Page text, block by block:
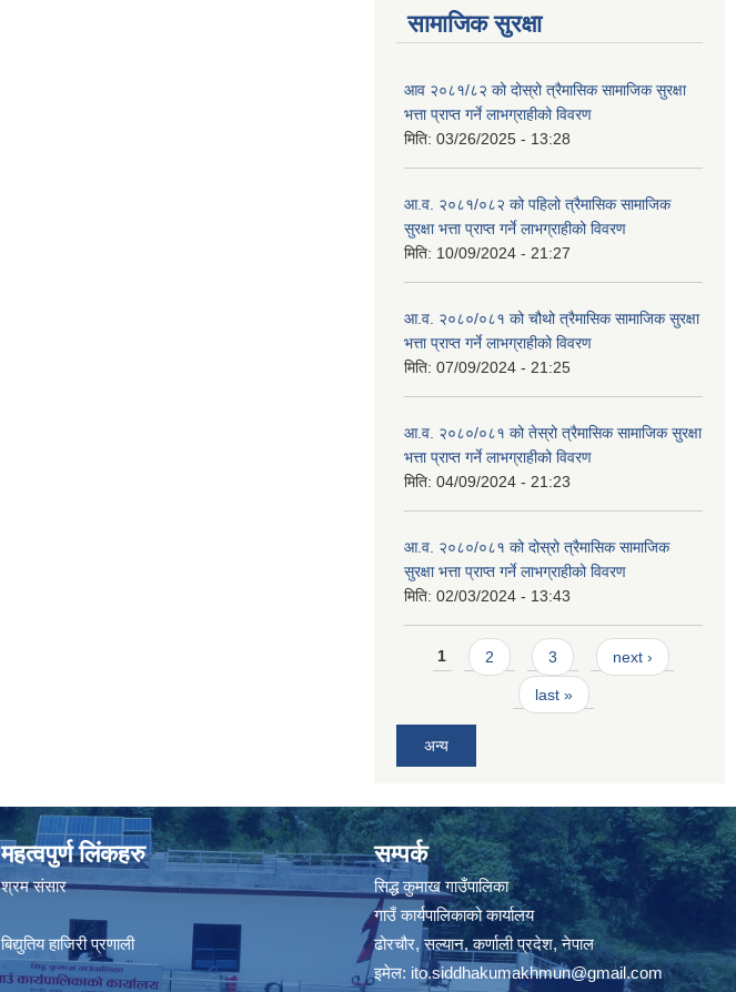
सामाजिक सुरक्षा
आव २०८१/८२ को दोस्रो त्रैमासिक सामाजिक सुरक्षा
भत्ता प्राप्त गर्ने लाभग्राहीको विवरण
मिति: 03/26/2025 - 13:28
आ.व. २०८१/०८२ को पहिलो त्रैमासिक सामाजिक
सुरक्षा भत्ता प्राप्त गर्ने लाभग्राहीको विवरण
मिति: 10/09/2024 - 21:27
आ.व. २०८०/०८१ को चौथो त्रैमासिक सामाजिक सुरक्षा
भत्ता प्राप्त गर्ने लाभग्राहीको विवरण
मिति: 07/09/2024 - 21:25
आ.व. २०८०/०८१ को तेस्रो त्रैमासिक सामाजिक सुरक्षा
भत्ता प्राप्त गर्ने लाभग्राहीको विवरण
मिति: 04/09/2024 - 21:23
आ.व. २०८०/०८१ को दोस्रो त्रैमासिक सामाजिक
सुरक्षा भत्ता प्राप्त गर्ने लाभग्राहीको विवरण
मिति: 02/03/2024 - 13:43
Pages
1 2 3 next ›
last »
अन्य
महत्वपुर्ण लिंकहरु
श्रम संसार
बिद्युतिय हाजिरी प्रणाली
सम्पर्क
सिद्ध कुमाख गाउँपालिका
गाउँ कार्यपालिकाको कार्यालय
ढोरचौर, सल्यान, कर्णाली प्रदेश, नेपाल
इमेल: ito.siddhakumakhmun@gmail.com